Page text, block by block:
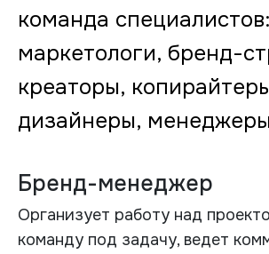
команда специалистов:
маркетологи, бренд-
креаторы,
дизайнеры,
Бренд-менеджер
Организует работу над
команду под задачу, ведет